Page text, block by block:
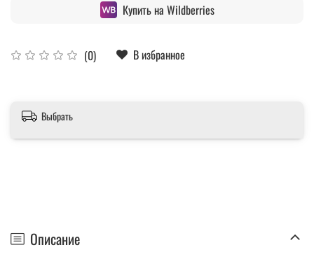
(0) В избранное
Купить на Wildberries
Выбрать
Описание